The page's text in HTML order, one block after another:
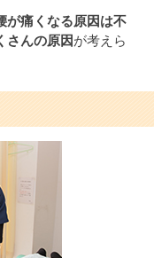
が痛くなる原因は不
さんの原因が考えら